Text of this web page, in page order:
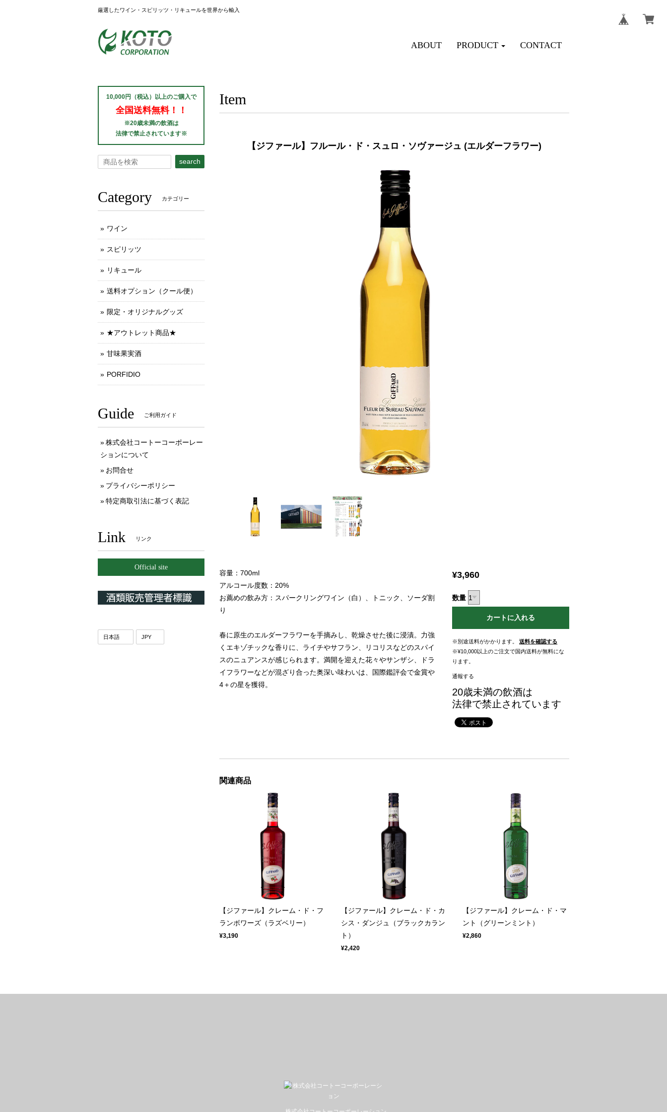
厳選したワイン・スピリッツ・リキュールを世界から輸入
ABOUT PRODUCT CONTACT
Item
【ジファール】フルール・ド・スュロ・ソヴァージュ (エルダーフラワー)
容量：700ml
アルコール度数：20%
お薦めの飲み方：スパークリングワイン（白）、トニック、ソーダ割
り
春に原生のエルダーフラワーを手摘みし、乾燥させた後に浸漬。力強
くエキゾチックな香りに、ライチやサフラン、リコリスなどのスパイ
スのニュアンスが感じられます。満開を迎えた花々やサンザシ、ドラ
イフラワーなどが混ざり合った奥深い味わいは、国際鑑評会で金賞や
4＋の星を獲得。
¥3,960
数量
カートに入れる
※別途送料がかかります。
送料を確認する
※¥10,000以上のご注文で国内送料が無料にな
ります。
通報する
20歳未満の飲酒は
法律で禁止されています
関連商品
【ジファール】クレーム・ド・フ
ランボワーズ（ラズベリー）
¥3,190
【ジファール】クレーム・ド・カ
シス・ダンジュ（ブラックカラン
ト）
¥2,420
【ジファール】クレーム・ド・マ
ント（グリーンミント）
¥2,860
10,000円（税込）以上のご購入で
全国送料無料！！
※20歳未満の飲酒は
法律で禁止されています※
search
Category カテゴリー
ワイン
スピリッツ
リキュール
送料オプション（クール便）
限定・オリジナルグッズ
★アウトレット商品★
甘味果実酒
PORFIDIO
Guide ご利用ガイド
株式会社コートーコーポーレー
ションについて
お問合せ
プライバシーポリシー
特定商取引法に基づく表記
Link リンク
Official site